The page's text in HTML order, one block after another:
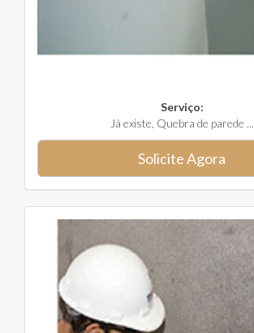
Serviço:
Já existe, Quebra de parede ...
Solicite Agora